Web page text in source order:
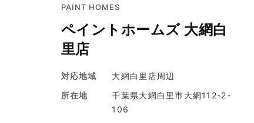
PAINT HOMES
ペイントホームズ 大網白
里店
対応地域
大網白里店周辺
所在地
千葉県大網白里市大網112-2-
106